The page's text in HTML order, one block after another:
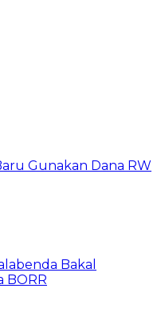
Gunakan Dana RW
Bakal
BORR